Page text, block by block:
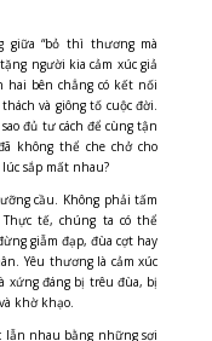
giữa “bỏ thì thương mà
người kia cảm xúc giả
hai bên chẳng có kết nối
và giông tố cuộc đời.
đủ tư cách để cùng tận
không thể che chở cho
sắp mất nhau?
cầu. Không phải tấm
tế, chúng ta có thể
giẫm đạp, đùa cợt hay
Yêu thương là cảm xúc
xứng đáng bị trêu đùa, bị
khờ khạo.
lẫn nhau bằng những sợi